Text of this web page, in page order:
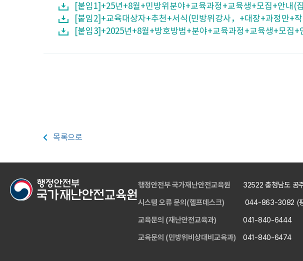
[붙임1]+25년+8월+민방위분야+교육과정+교육생+모집+안내(
[붙임2]+교육대상자+추천+서식(민방위강사，+대장+과정만+
[붙임3]+2025년+8월+방호방범+분야+교육과정+교육생+모집
목록으로
행정안전부 국가재난안전교육원
32522 충청남도 공
시스템 오류 문의(헬프데스크)
044-863-3082 (
교육문의 (재난안전교육과)
041-840-6444
교육문의 (민방위비상대비교육과)
041-840-6474